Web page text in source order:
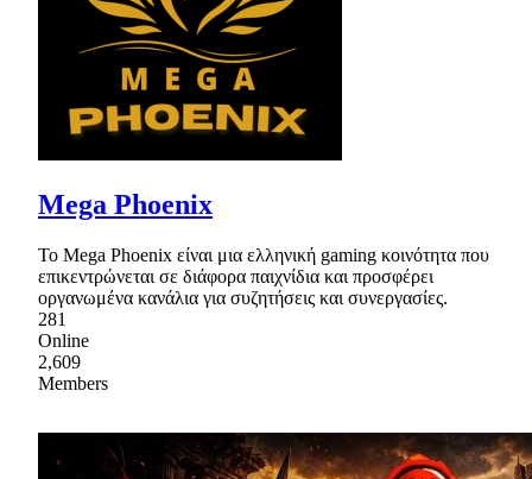
Mega Phoenix
Το Mega Phoenix είναι μια ελληνική gaming κοινότητα που
επικεντρώνεται σε διάφορα παιχνίδια και προσφέρει
οργανωμένα κανάλια για συζητήσεις και συνεργασίες.
281
Online
2,609
Members